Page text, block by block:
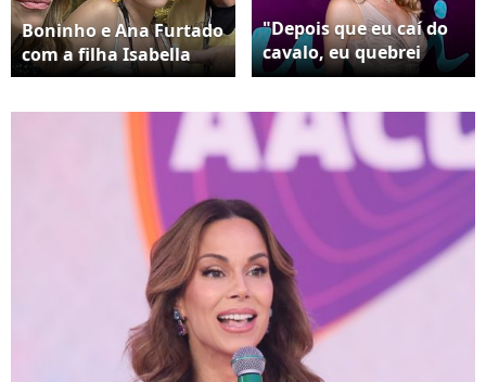
Boninho e Ana Furtado
com a filha Isabella
"Depois que eu caí do
cavalo, eu quebrei
duas costelas. Está
porque dói muito. Dói
respirar. Só de falar já
dói. Dói espirrar, tossir
é muito ruim
também", relatou Ana,